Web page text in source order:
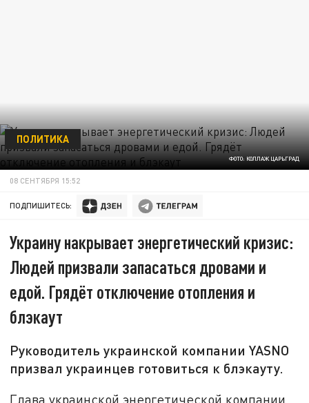
ФОТО: КОЛЛАЖ ЦАРЬГРАД
ПОЛИТИКА
08 СЕНТЯБРЯ 15:52
ПОДПИШИТЕСЬ:
Украину накрывает энергетический кризис:
Людей призвали запасаться дровами и
едой. Грядёт отключение отопления и
блэкаут
Руководитель украинской компании YASNO
призвал украинцев готовиться к блэкауту.
Глава украинской энергетической компании